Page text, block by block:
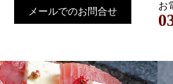
メールでのお問合せ
お